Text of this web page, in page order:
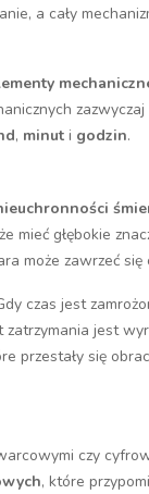
a cały
zazwyczaj
, minut i godzin.
mieć głębokie
może zawrzeć się
czas jest
zatrzymania jest
przestały się
czy
, które